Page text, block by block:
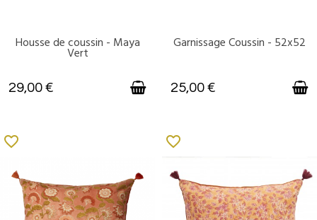
DISPONIBLE
Housse de coussin - Maya
Vert
29,00 €
DISPONIBLE
Garnissage Coussin - 52x52
25,00 €
favorite_border favorite_border